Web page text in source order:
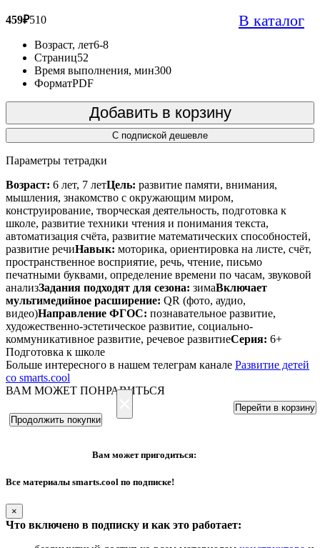
459₽510 В каталог
Возраст, лет6-8
Страниц52
Время выполнения, мин300
ФорматPDF
Добавить в корзину
С подпиской дешевле
Параметры тетрадки
Возраст: 6 лет, 7 летЦель: развитие памяти, внимания,
мышления, знакомство с окружающим миром,
конструирование, творческая деятельность, подготовка к
школе, развитие техники чтения и понимания текста,
автоматизация счёта, развитие математических способностей,
развитие речиНавык: моторика, ориентировка на листе, счёт,
пространственное восприятие, речь, чтение, письмо
печатными буквами, определение времени по часам, звуковой
анализЗадания подходят для сезона: зимаВключает
мультимедийное расширение: QR (фото, аудио,
видео)Направление ФГОС: познавательное развитие,
художественно-эстетическое развитие, социально-
коммуникативное развитие, речевое развитиеСерия: 6+
Подготовка к школе
Больше интересного в нашем телеграм канале Развитие детей
со smarts.cool
ВАМ МОЖЕТ ПОНРАВИТЬСЯ
Продолжить покупки
Перейти в корзину
Вам может пригодиться:
Все материалы smarts.cool по подписке!
×
Что включено в подписку и как это работает: